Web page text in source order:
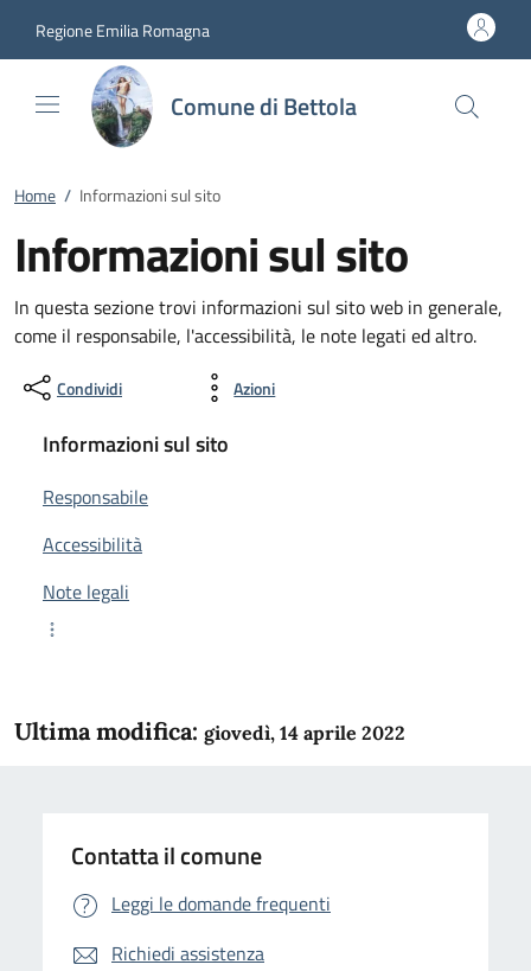
Regione Emilia Romagna
Comune di Bettola
Home / Informazioni sul sito
Informazioni sul sito
In questa sezione trovi informazioni sul sito web in generale,
come il responsabile, l'accessibilità, le note legati ed altro.
Condividi Azioni
Informazioni sul sito
Responsabile
Accessibilità
Note legali
Ultima modifica: giovedì, 14 aprile 2022
Contatta il comune
Leggi le domande frequenti
Richiedi assistenza